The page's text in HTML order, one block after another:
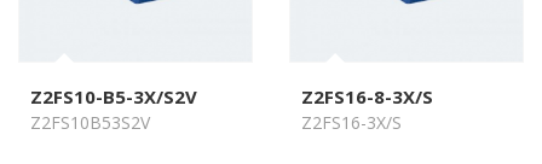
Z2FS10-B5-3X/S2V
Z2FS10B53S2V
Z2FS16-8-3X/S
Z2FS16-3X/S